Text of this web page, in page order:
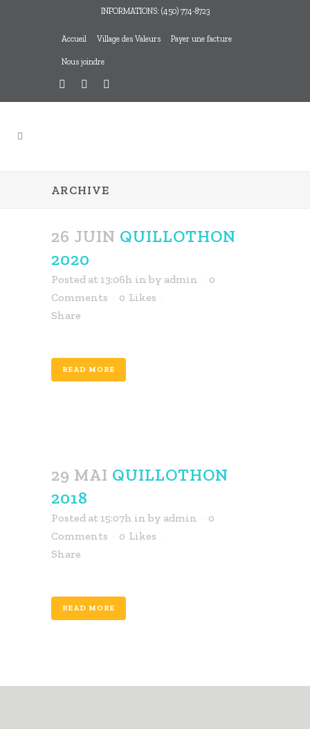
INFORMATIONS: (450) 774-8723
Accueil Village des Valeurs Payer une facture
Nous joindre
ARCHIVE
26 JUIN QUILLOTHON
2020
Posted at 13:06h inby admin
0
Comments
0 Likes
Share
READ MORE
29 MAI QUILLOTHON
2018
Posted at 15:07h inby admin
0
Comments
0 Likes
Share
READ MORE